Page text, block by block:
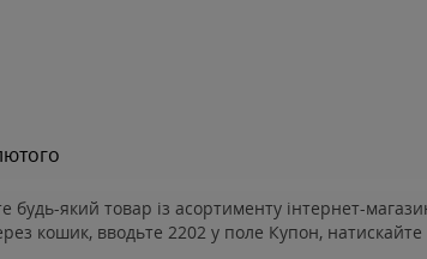
який товар із асортименту інтернет-
кошик, вводьте 2202 у поле Купон,